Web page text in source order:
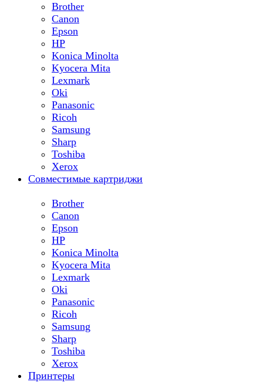
Brother
Canon
Epson
HP
Konica Minolta
Kyocera Mita
Lexmark
Oki
Panasonic
Ricoh
Samsung
Sharp
Toshiba
Xerox
Совместимые картриджи
Brother
Canon
Epson
HP
Konica Minolta
Kyocera Mita
Lexmark
Oki
Panasonic
Ricoh
Samsung
Sharp
Toshiba
Xerox
Принтеры